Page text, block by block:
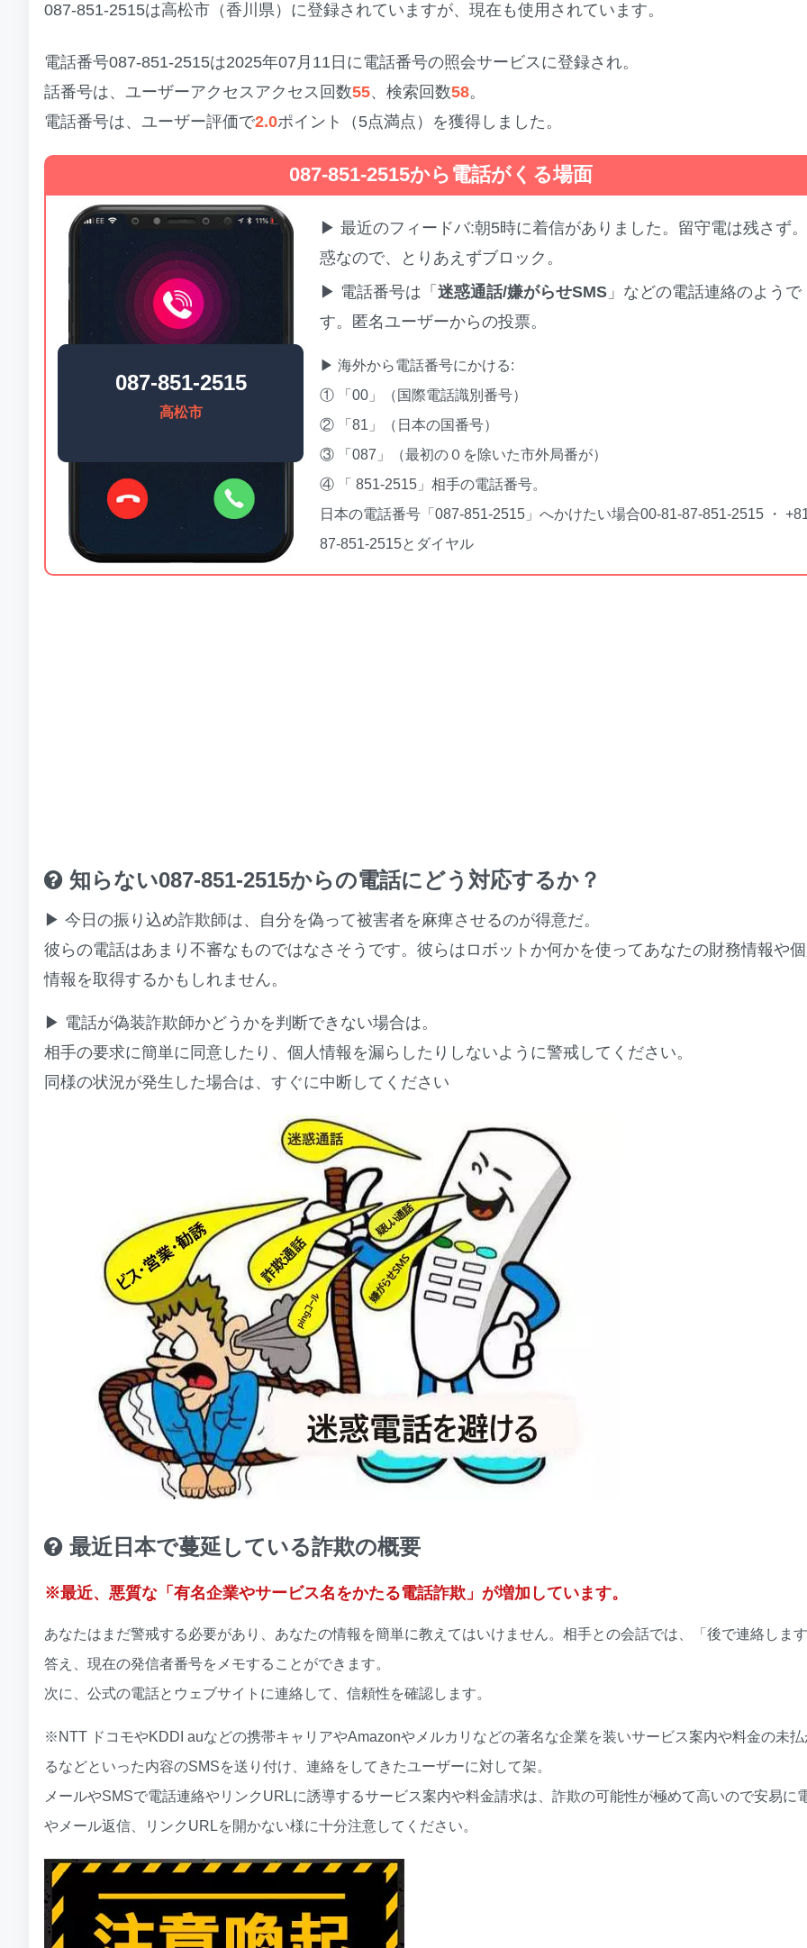
087-851-2515は高松市（香川県）に登録されていますが、現在も使用されています。
電話番号087-851-2515は2025年07月11日に電話番号の照会サービスに登録され。
話番号は、ユーザーアクセスアクセス回数55、検索回数58。
電話番号は、ユーザー評価で2.0ポイント（5点満点）を獲得しました。
087-851-2515から電話がくる場面
087-851-2515
高松市
▶ 最近のフィードバ:朝5時に着信がありました。留守電は残さず
惑なので、とりあえずブロック。
▶ 電話番号は「 迷惑通話/嫌がらせSMS」などの電話連絡のようで
す。匿名ユーザーからの投票。
▶ 海外から電話番号にかける:
① 「00」（国際電話識別番号）
② 「81」（日本の国番号）
③ 「087」（最初の０を除いた市外局番が）
④ 「 851-2515」相手の電話番号。
日本の電話番号「087-851-2515」へかけたい場合00-81-87-851-2515 ・
87-851-2515とダイヤル
知らない087-851-2515からの電話にどう対応するか？
▶ 今日の振り込め詐欺師は、自分を偽って被害者を麻痺させるのが得意だ。
彼らの電話はあまり不審なものではなさそうです。彼らはロボットか何かを使ってあなたの財務情報や
情報を取得するかもしれません。
▶ 電話が偽装詐欺師かどうかを判断できない場合は。
相手の要求に簡単に同意したり、個人情報を漏らしたりしないように警戒してください。
同様の状況が発生した場合は、すぐに中断してください
最近日本で蔓延している詐欺の概要
※最近、悪質な「有名企業やサービス名をかたる電話詐欺」が増加しています。
あなたはまだ警戒する必要があり、あなたの情報を簡単に教えてはいけません。相手との会話では、「後で連絡しま
答え、現在の発信者番号をメモすることができます。
次に、公式の電話とウェブサイトに連絡して、信頼性を確認します。
※NTT ドコモやKDDI auなどの携帯キャリアやAmazonやメルカリなどの著名な企業を装いサービス案内や料金の未払
るなどといった内容のSMSを送り付け、連絡をしてきたユーザーに対して架。
メールやSMSで電話連絡やリンクURLに誘導するサービス案内や料金請求は、詐欺の可能性が極めて高いので安易に
やメール返信、リンクURLを開かない様に十分注意してください。